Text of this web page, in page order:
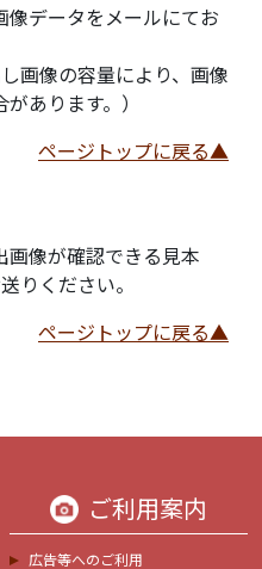
データをメールにてお
画像の容量により、画像
あります。）
ページトップに戻る▲
像が確認できる見本
りください。
ページトップに戻る▲
ご利用案内
広告等へのご利用